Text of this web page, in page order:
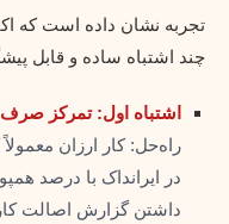
تجربه نشان داده است که
چند اشتباه ساده و قابل
اشتباه اول: تمرکز صرف
راه‌حل: کار ارزان
در ایرانداک با درصد
داشتن گزارش اصالت کار